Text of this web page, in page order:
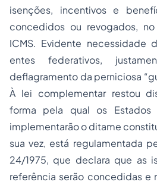
isenções, incentivos e
concedidos ou revogados,
ICMS. Evidente necessidade
entes federativos,
deflagramento da perniciosa
À lei complementar restou
forma pela qual os
implementarão o ditame
sua vez, está regulamentada
24/1975, que declara que as
referência serão concedidas e